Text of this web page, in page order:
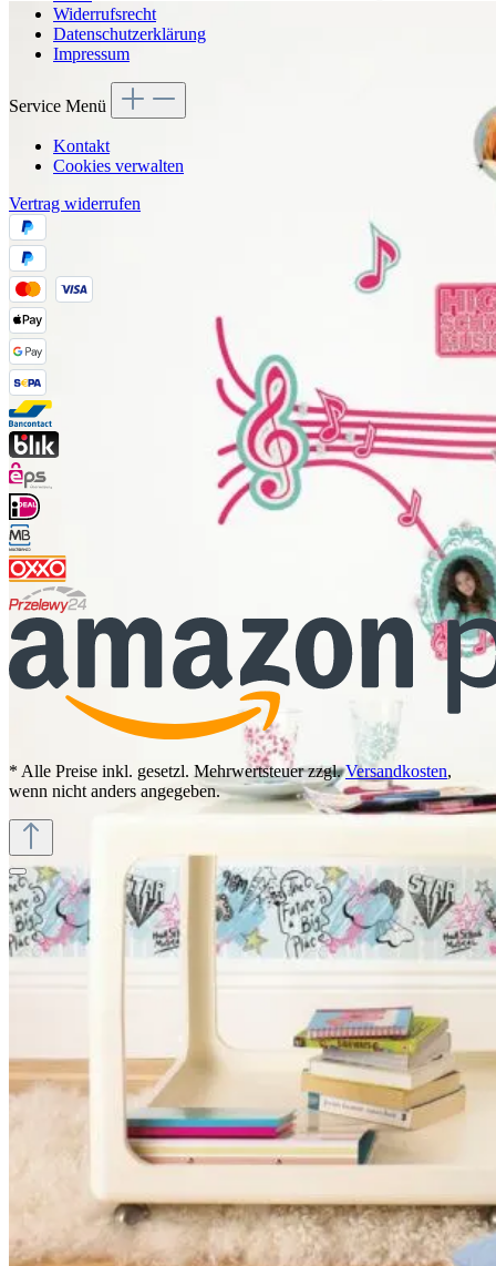
Widerrufsrecht
Datenschutzerklärung
Impressum
Service Menü
Kontakt
Cookies verwalten
Vertrag widerrufen
* Alle Preise inkl. gesetzl. Mehrwertsteuer zzgl.Versandkosten,
wenn nicht anders angegeben.